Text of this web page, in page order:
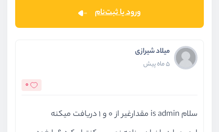
ورود یا ثبت‌نام
میلاد شیرازی
5 ماه پیش
0
سلام is admin مقدارغیر از 0 و 1 دریافت میکنه